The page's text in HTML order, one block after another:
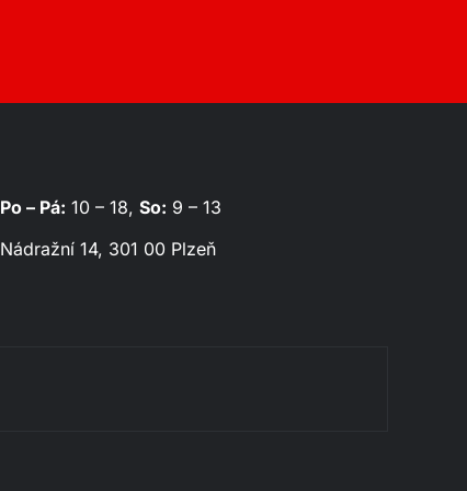
Po – Pá: 10 – 18,So: 9 – 13
Nádražní 14, 301 00 Plzeň